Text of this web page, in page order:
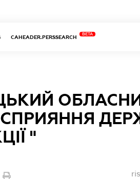
CAHEADER.PERSSEARCH
BETA
"